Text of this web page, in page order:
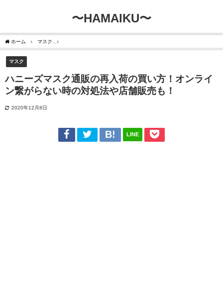
〜HAMAIKU〜
ホーム マスク
マスク
ハニーズマスク通販の再入荷の買い方！オンライ
ン繋がらない時の対処法や店舗販売も！
2020年12月8日
LINE